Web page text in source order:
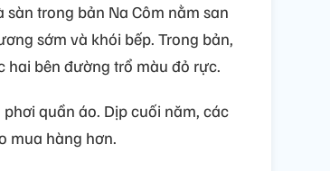
trong bản Na Côm nằm san
sớm và khói bếp. Trong bản,
hai bên đường trổ màu đỏ rực.
quần áo. Dịp cuối năm, các
mua hàng hơn.